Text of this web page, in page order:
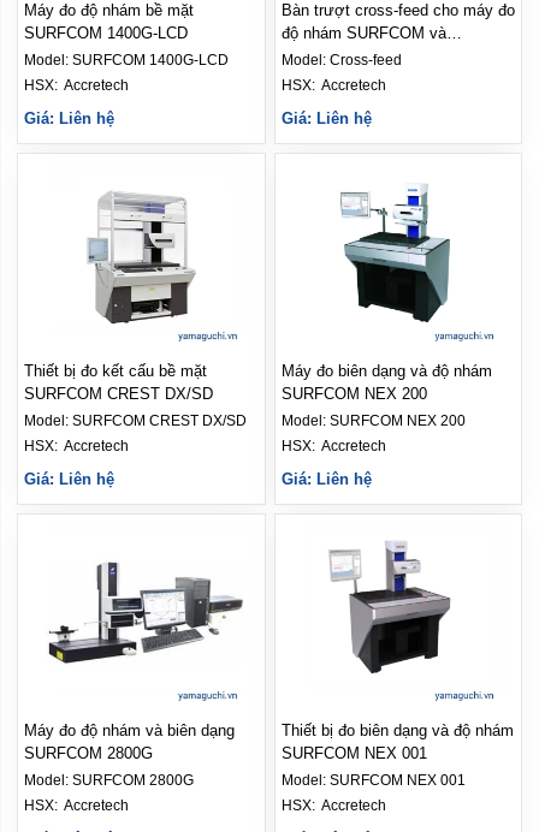
Máy đo độ nhám bề mặt
SURFCOM 1400G-LCD
Model: SURFCOM 1400G-LCD
Accretech
Giá: Liên hệ
Bàn trượt cross-feed cho máy đo
độ nhám SURFCOM và
CONTOURECORD
Model: Cross-feed
HSX: Accretech
Giá: Liên hệ
Thiết bị đo kết cấu bề mặt
SURFCOM CREST DX/SD
Model: SURFCOM CREST DX/SD
Accretech
Giá: Liên hệ
Máy đo biên dạng và độ nhám
SURFCOM NEX 200
Model: SURFCOM NEX 200
HSX: Accretech
Giá: Liên hệ
Máy đo độ nhám và biên dạng
SURFCOM 2800G
Model: SURFCOM 2800G
Accretech
Thiết bị đo biên dạng và độ nhám
SURFCOM NEX 001
Model: SURFCOM NEX 001
HSX: Accretech